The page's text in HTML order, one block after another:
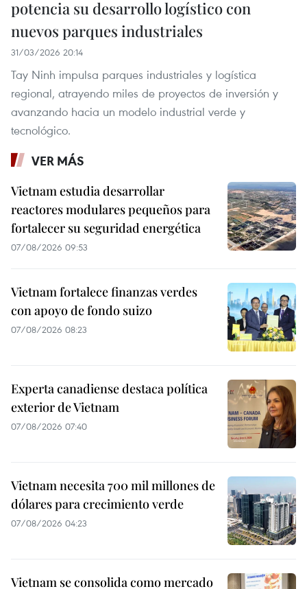
potencia su desarrollo logístico con
nuevos parques industriales
31/03/2026 20:14
Tay Ninh impulsa parques industriales y logística
regional, atrayendo miles de proyectos de inversión y
avanzando hacia un modelo industrial verde y
tecnológico.
VER MÁS
Vietnam estudia desarrollar
reactores modulares pequeños para
fortalecer su seguridad energética
07/08/2026 09:53
Vietnam fortalece finanzas verdes
con apoyo de fondo suizo
07/08/2026 08:23
Experta canadiense destaca política
exterior de Vietnam
07/08/2026 07:40
Vietnam necesita 700 mil millones de
dólares para crecimiento verde
07/08/2026 04:23
Vietnam se consolida como mercado